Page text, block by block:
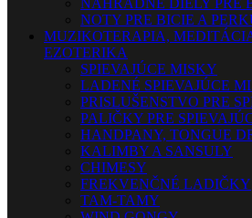
NÁHRADNÉ DIELY PRE
NOTY PRE BICIE A
MUZIKOTERAPIA,
EZOTERIKA
SPIEVAJÚCE MISKY
LADENÉ SPIEVAJÚCE
PRISLUŠENSTVO PRE
PALIČKY PRE
HANDPANY, TONGUE
KALIMBY A SANSULY
CHIMESY
FREKVENČNÉ LADIČKY
TAM-TAMY